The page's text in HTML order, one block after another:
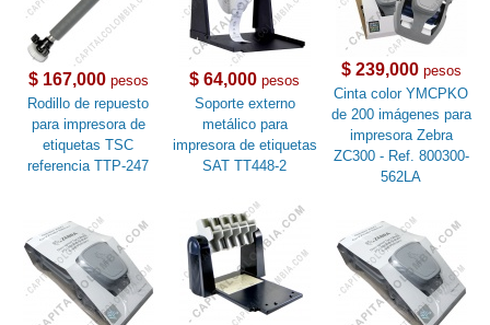
$ 167,000pesos
Rodillo de repuesto
para impresora de
etiquetas TSC
referencia TTP-247
$ 64,000 pesos
Soporte externo
metálico para
impresora de etiquetas
SAT TT448-2
$ 239,000pesos
Cinta color YMCPKO
de 200 imágenes para
impresora Zebra
ZC300 - Ref. 800300-
562LA